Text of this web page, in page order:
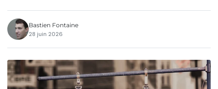
Bastien Fontaine
28 juin 2026